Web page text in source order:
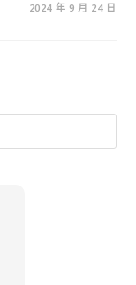
2024 年 9 月 24 日